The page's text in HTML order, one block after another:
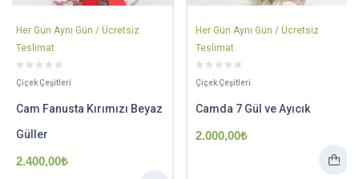
Her Gün Aynı Gün / Ücretsiz
Teslimat
Çiçek Çeşitleri
Cam Fanusta Kırımızı Beyaz
Güller
2.400,00₺
Her Gün Aynı Gün / Ücretsiz
Teslimat
Çiçek Çeşitleri
Camda 7 Gül ve Ayıcık
2.000,00₺